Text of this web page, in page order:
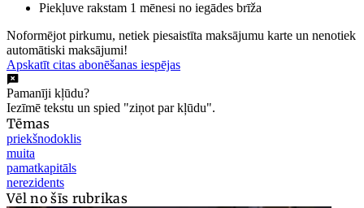
Piekļuve rakstam 1 mēnesi no iegādes brīža
Noformējot pirkumu, netiek piesaistīta maksājumu karte un nenotiek
automātiski maksājumi!
Apskatīt citas abonēšanas iespējas
Pamanīji kļūdu?
Iezīmē tekstu un spied "ziņot par kļūdu".
Tēmas
priekšnodoklis
muita
pamatkapitāls
nerezidents
Vēl no šīs rubrikas